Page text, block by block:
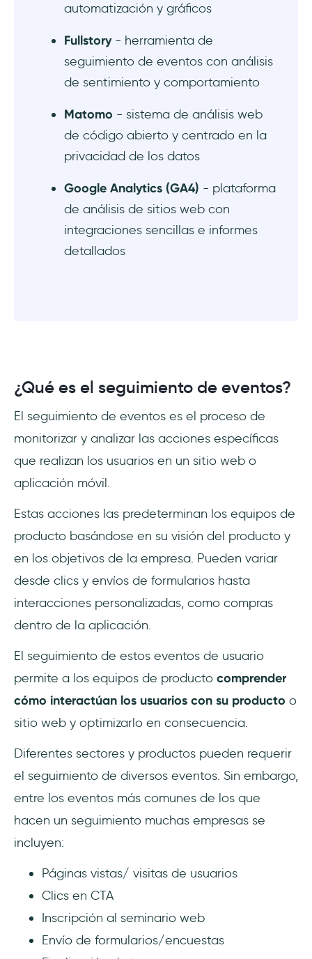
automatización y gráficos
Fullstory - herramienta de
seguimiento de eventos con análisis
de sentimiento y comportamiento
Matomo - sistema de análisis web
de código abierto y centrado en la
privacidad de los datos
Google Analytics (GA4) - plataforma
de análisis de sitios web con
integraciones sencillas e informes
detallados
¿Qué es el seguimiento de eventos?
El seguimiento de eventos es el proceso de
monitorizar y analizar las acciones específicas
que realizan los usuarios en un sitio web o
aplicación móvil.
Estas acciones las predeterminan los equipos de
producto basándose en su visión del producto y
en los objetivos de la empresa. Pueden variar
desde clics y envíos de formularios hasta
interacciones personalizadas, como compras
dentro de la aplicación.
El seguimiento de estos eventos de usuario
permite a los equipos de producto comprender
cómo interactúan los usuarios con su producto o
sitio web y optimizarlo en consecuencia.
Diferentes sectores y productos pueden requerir
el seguimiento de diversos eventos. Sin embargo,
entre los eventos más comunes de los que
hacen un seguimiento muchas empresas se
incluyen:
Páginas vistas/ visitas de usuarios
Clics en CTA
Inscripción al seminario web
Envío de formularios/encuestas